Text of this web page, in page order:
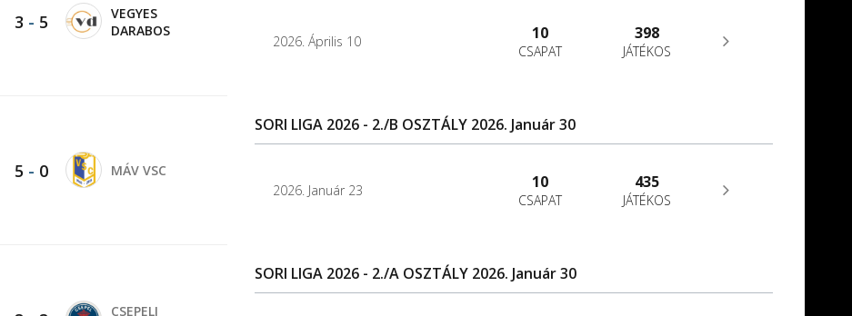
3 - 5
VEGYES
DARABOS
5 - 0 MÁV VSC
CSEPELI
2026. Április 10 10
CSAPAT
398
JÁTÉKOS
SORI LIGA 2026 - 2./B OSZTÁLY 2026. Január 30
2026. Január 23 10
CSAPAT
435
JÁTÉKOS
SORI LIGA 2026 - 2./A OSZTÁLY 2026. Január 30